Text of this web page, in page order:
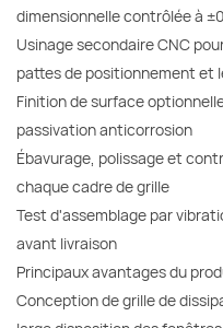
dimensionnelle contrôlée à
Usinage secondaire CNC
pattes de positionnement et
Finition de surface
passivation anticorrosion
Ébavurage, polissage et
chaque cadre de grille
Test d'assemblage par
avant livraison
Principaux avantages du
Conception de grille de